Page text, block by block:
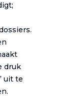
druk
uit te